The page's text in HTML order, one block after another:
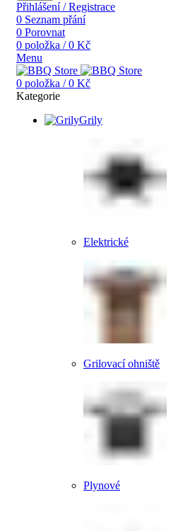
Přihlášení / Registrace
0 Seznam přání
0 Porovnat
0 položka / 0 Kč
Menu
0 položka / 0 Kč
Kategorie
Grily
Elektrické
Grilovací ohniště
Plynové